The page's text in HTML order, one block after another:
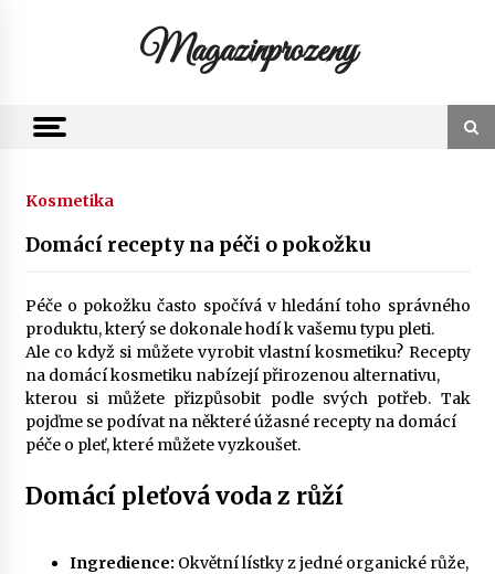
Magazinprozeny
Kosmetika
Domácí recepty na péči o pokožku
Péče o pokožku často spočívá v hledání toho správného
produktu, který se dokonale hodí k vašemu typu pleti.
Ale co když si můžete vyrobit vlastní kosmetiku? Recepty
na domácí kosmetiku nabízejí přirozenou alternativu,
kterou si můžete přizpůsobit podle svých potřeb. Tak
pojďme se podívat na některé úžasné recepty na domácí
péče o pleť, které můžete vyzkoušet.
Domácí pleťová voda z růží
Ingredience: Okvětní lístky z jedné organické růže,